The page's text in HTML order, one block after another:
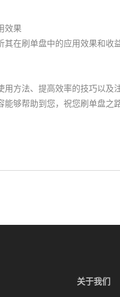
效果
在刷单盘中的应用效果和收
方法、提高效率的技巧以
够帮助到您，祝您刷单盘之
关于我们